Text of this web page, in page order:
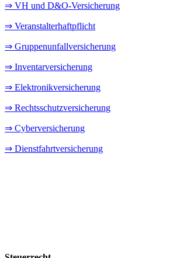
⇒ VH und D&O-Versicherung
⇒ Veranstalterhaftpflicht
⇒ Gruppenunfallversicherung
⇒ Inventarversicherung
⇒ Elektronikversicherung
⇒ Rechtsschutzversicherung
⇒ Cyberversicherung
⇒ Dienstfahrtversicherung